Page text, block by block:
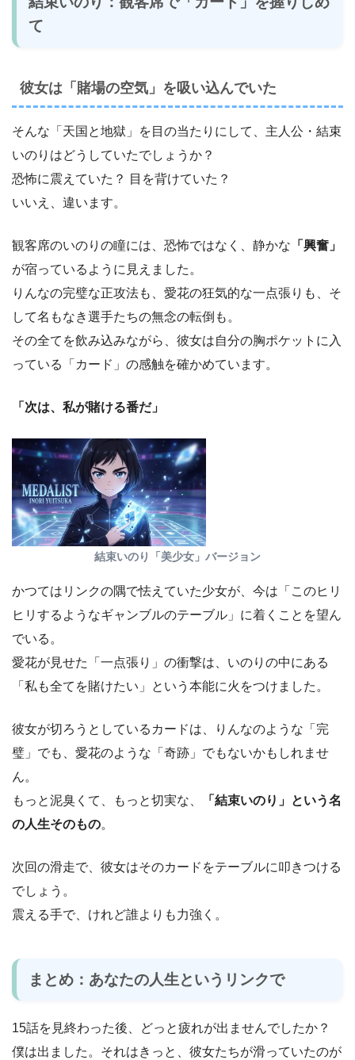
て
彼女は「賭場の空気」を吸い込んでいた
そんな「天国と地獄」を目の当たりにして、主人公・結束
いのりはどうしていたでしょうか？
恐怖に震えていた？ 目を背けていた？
いいえ、違います。
観客席のいのりの瞳には、恐怖ではなく、静かな 「興奮」
が宿っているように見えました。
りんなの完璧な正攻法も、愛花の狂気的な一点張りも、そ
して名もなき選手たちの無念の転倒も。
その全てを飲み込みながら、彼女は自分の胸ポケットに入
っている「カード」の感触を確かめています。
「次は、私が賭ける番だ」
結束いのり「美少女」バージョン
かつてはリンクの隅で怯えていた少女が、今は「このヒリ
ヒリするようなギャンブルのテーブル」に着くことを望ん
でいる。
愛花が見せた「一点張り」の衝撃は、いのりの中にある
「私も全てを賭けたい」という本能に火をつけました。
彼女が切ろうとしているカードは、りんなのような「完
璧」でも、愛花のような「奇跡」でもないかもしれませ
ん。
もっと泥臭くて、もっと切実な、
「結束いのり」という名
の人生そのもの。
次回の滑走で、彼女はそのカードをテーブルに叩きつける
でしょう。
震える手で、けれど誰よりも力強く。
まとめ：あなたの人生というリンクで
15話を見終わった後、どっと疲れが出ませんでしたか？
僕は出ました。それはきっと、彼女たちが滑っていたのが